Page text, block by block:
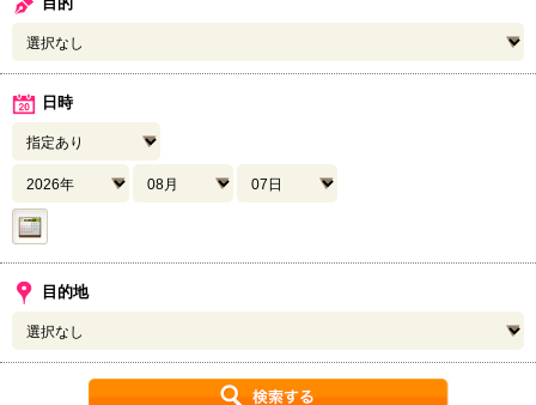
日時
目的地